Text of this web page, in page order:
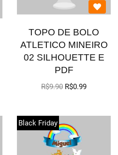
TOPO DE BOLO
ATLETICO MINEIRO
02 SILHOUETTE E
PDF
R$9.90 R$0.99
Black Friday